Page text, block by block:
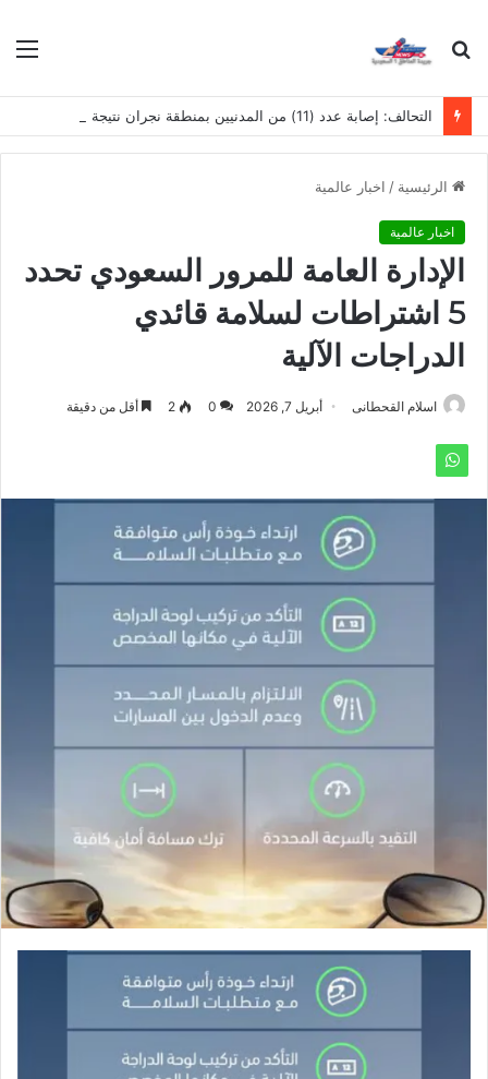
بحث
الرئيسية / اخبار عالمية
اخبار عالمية
الإدارة العامة للمرور السعودي تحدد
5 اشتراطات لسلامة قائدي
الدراجات الآلية
اسلام القحطانى أبريل 7, 2026 0
2 أقل من دقيقة